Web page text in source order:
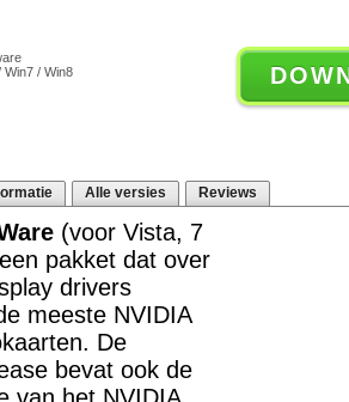
Win7 / Win8
Alle versies Reviews
(voor Vista, 7
pakket dat over
drivers
meeste NVIDIA
De
bevat ook de